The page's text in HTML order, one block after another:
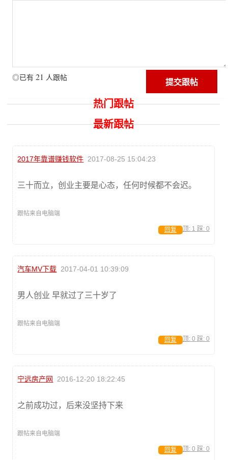
◎已有 21 人跟帖
热门跟帖
最新跟帖
2017年靠谱赚钱软件 2017-08-25 15:04:23
三十而立，创业主要是心态，任何时候都不会迟。
跟帖来自电脑端
顶: 1 踩: 0
回复
汽车MV下载 2017-04-01 10:39:09
男人创业 早就过了三十岁了
跟帖来自电脑端
顶: 0 踩: 0
回复
宁远房产网 2016-12-20 18:22:45
之前成功过，后来没坚持下来
跟帖来自电脑端
顶: 0 踩: 0
回复